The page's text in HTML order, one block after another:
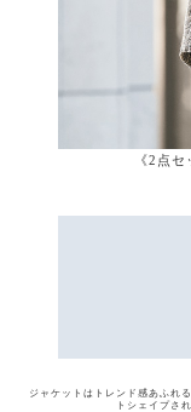
《2点
ジャケットはトレンド感あふれ
トシェイプさ